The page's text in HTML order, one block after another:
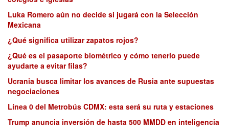
Luka Romero aún no decide si jugará con la Selección
Mexicana
¿Qué significa utilizar zapatos rojos?
¿Qué es el pasaporte biométrico y cómo tenerlo puede
ayudarte a evitar filas?
Ucrania busca limitar los avances de Rusia ante supuestas
negociaciones
Línea 0 del Metrobús CDMX: esta será su ruta y estaciones
Trump anuncia inversión de hasta 500 MMDD en inteligencia